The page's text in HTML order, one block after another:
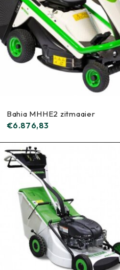
Bahia MHHE2 zitmaaier
€6.876,83